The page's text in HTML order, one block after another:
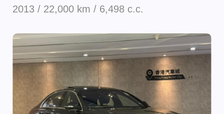
2013 / 22,000 km / 6,498 c.c.